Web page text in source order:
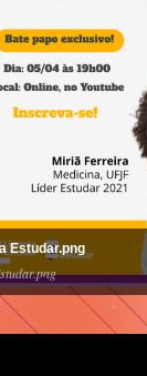
Estudar.png